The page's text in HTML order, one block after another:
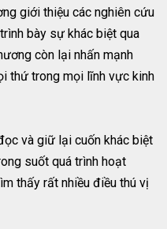
giới thiệu các nghiên cứu
bày sự khác biệt qua
còn lại nhấn mạnh
thứ trong mọi lĩnh vực kinh
và giữ lại cuốn khác biệt
suốt quá trình hoạt
thấy rất nhiều điều thú vị